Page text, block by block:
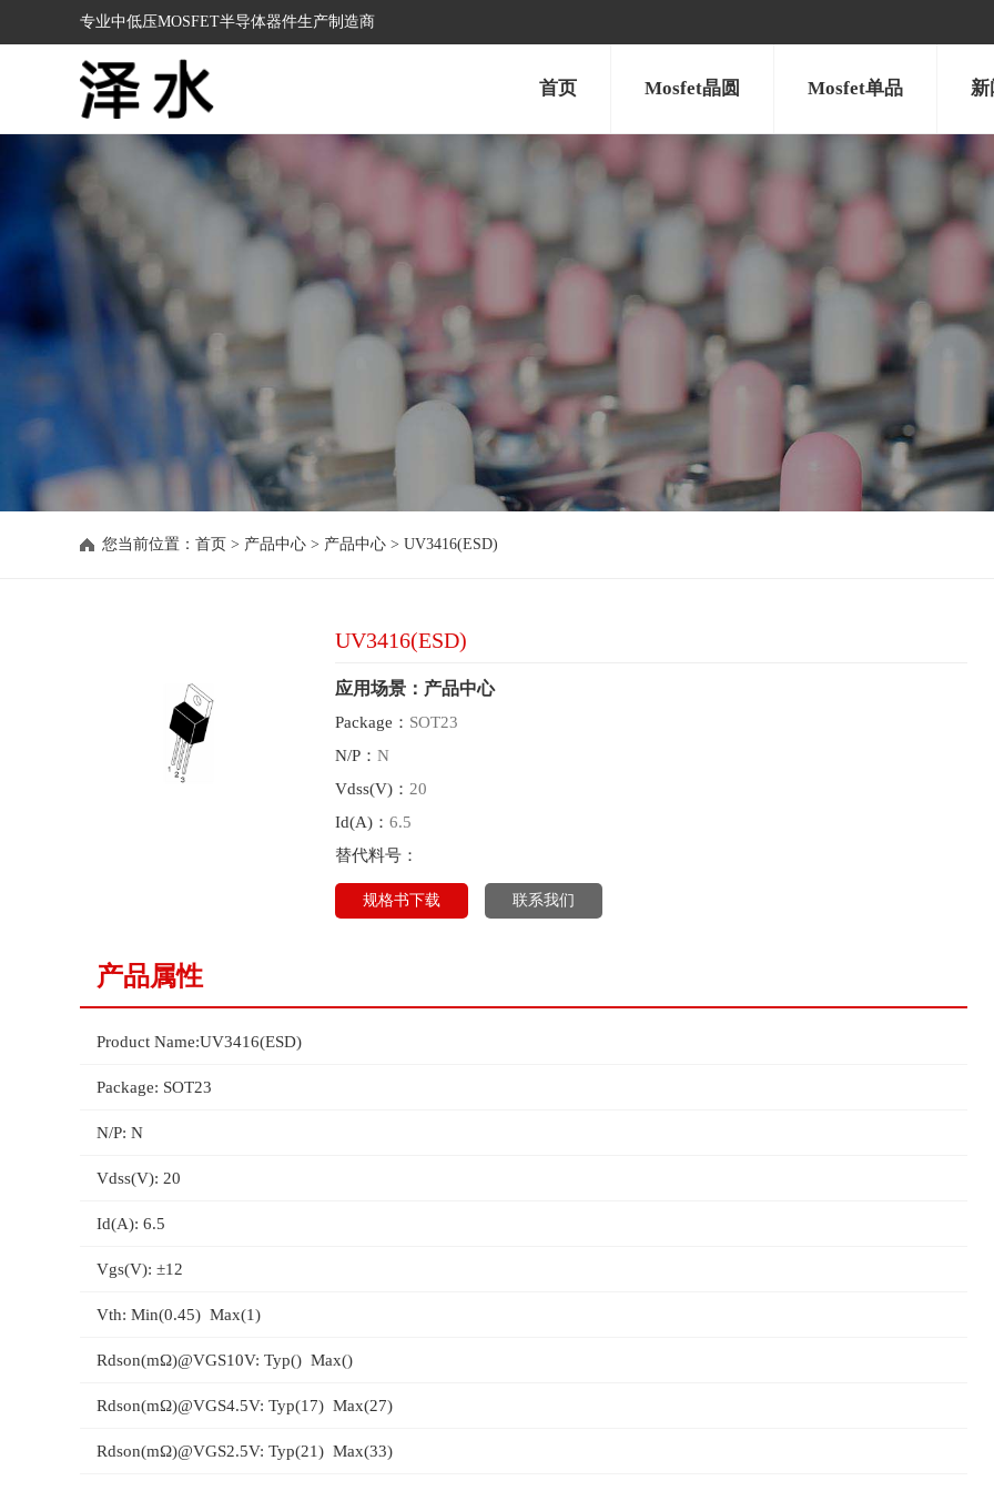
专业中低压MOSFET半导体器件生产制造商
首页 Mosfet晶圆 Mosfet单品 新
您当前位置： 首页 > 产品中心 > 产品中心 > UV3416(ESD)
UV3416(ESD)
应用场景：产品中心
Package： SOT23
N/P： N
Vdss(V)： 20
Id(A)： 6.5
替代料号：
规格书下载 联系我们
产品属性
Product Name:UV3416(ESD)
Package: SOT23
N/P: N
Vdss(V): 20
Id(A): 6.5
Vgs(V): ±12
Vth: Min(0.45) Max(1)
Rdson(mΩ)@VGS10V: Typ() Max()
Rdson(mΩ)@VGS4.5V: Typ(17) Max(27)
Rdson(mΩ)@VGS2.5V: Typ(21) Max(33)